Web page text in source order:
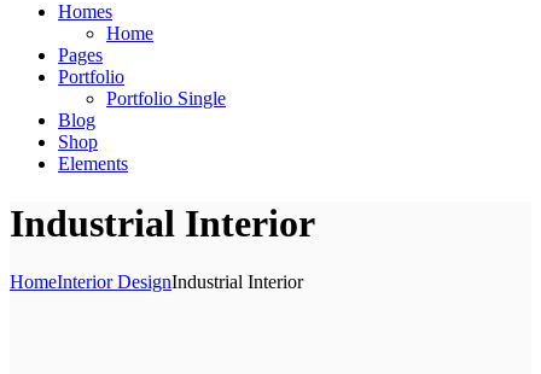
Homes
Home
Pages
Portfolio
Portfolio Single
Blog
Shop
Elements
Industrial Interior
HomeInterior DesignIndustrial Interior